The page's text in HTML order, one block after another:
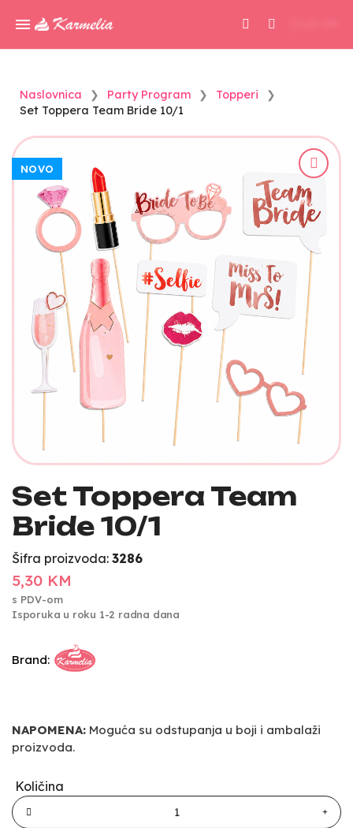
Naslovnica Party Program
Topperi
Set Toppera Team Bride 10/1
NOVO
Set Toppera Team
Bride 10/1
Šifra proizvoda: 3286
5,30 KM
s PDV-om
Isporuka u roku 1-2 radna dana
Brand:
NAPOMENA: Moguća su odstupanja u boji i ambalaži
proizvoda.
Količina